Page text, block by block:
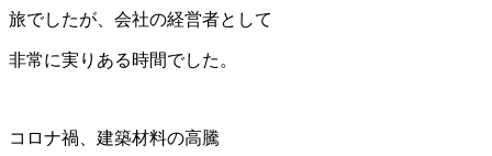
旅でしたが、会社の経営者として
非常に実りある時間でした。
コロナ禍、建築材料の高騰